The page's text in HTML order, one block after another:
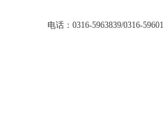
电话：0316-5963839/0316-